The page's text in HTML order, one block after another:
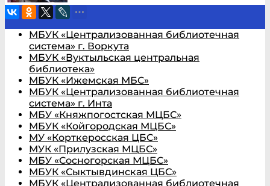
МБУК «Централизованная библиотечная
система» г. Воркута
МБУК «Вуктыльская центральная
библиотека»
МБУК «Ижемская МБС»
МБУК «Централизованная библиотечная
система» г. Инта
МБУ «Княжпогостская МЦБС»
МБУК «Койгородская МЦБС»
МУ «Корткеросская ЦБС»
МУК «Прилузская МЦБС»
МБУ «Сосногорская МЦБС»
МБУК «Сыктывдинская ЦБС»
МБУК «Централизованная библиотечная